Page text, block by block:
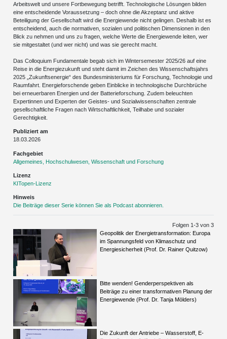
Arbeitswelt und unsere Fortbewegung betrifft. Technologische Lösungen bilden
eine entscheidende Voraussetzung – doch ohne die Akzeptanz und aktive
Beteiligung der Gesellschaft wird die Energiewende nicht gelingen. Deshalb ist es
entscheidend, auch die normativen, sozialen und politischen Dimensionen in den
Blick zu nehmen und uns zu fragen, welche Werte die Energiewende leiten, wer
sie mitgestaltet (und wer nicht) und was sie gerecht macht.
Das Colloquium Fundamentale begab sich im Wintersemester 2025/26 auf eine
Reise in die Energiezukunft und steht damit im Zeichen des Wissenschaftsjahrs
2025 „Zukunftsenergie“ des Bundesministeriums für Forschung, Technologie und
Raumfahrt. Energieforschende geben Einblicke in technologische Durchbrüche
bei erneuerbaren Energien und der Batterieforschung. Zudem beleuchten
Expertinnen und Experten der Geistes- und Sozialwissenschaften zentrale
gesellschaftliche Fragen nach Wirtschaftlichkeit, Teilhabe und sozialer
Gerechtigkeit.
Publiziert am
18.03.2026
Fachgebiet
Allgemeines, Hochschulwesen, Wissenschaft und Forschung
Lizenz
KITopen-Lizenz
Hinweis
Die Beiträge dieser Serie können Sie als Podcast abonnieren.
Folgen 1-3von 3
Geopolitik der Energietransformation: Europa
im Spannungsfeld von Klimaschutz und
Energiesicherheit (Prof. Dr. Rainer Quitzow)
Bitte wenden! Genderperspektiven als
Beiträge zu einer transformativen Planung der
Energiewende (Prof. Dr. Tanja Mölders)
Die Zukunft der Antriebe – Wasserstoff, E-